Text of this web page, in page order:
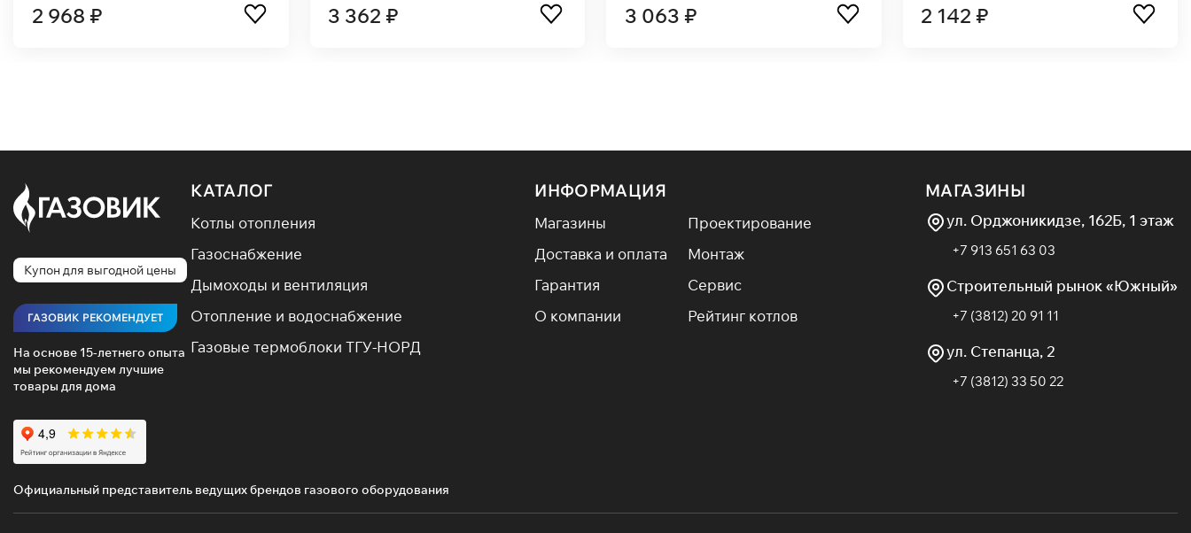
3 362 ₽ 3 063 ₽ 2 142 ₽ 3 355 ₽
Купон для выгодной цены
ГАЗОВИК РЕКОМЕНДУЕТ
На основе 15-летнего опыта
мы рекомендуем лучшие
товары для дома
КАТАЛОГ
Котлы отопления
Газоснабжение
Дымоходы и вентиляция
Отопление и водоснабжение
Газовые термоблоки ТГУ-НОРД
ИНФОРМАЦИЯ
Магазины
Проектирование
Доставка и оплата
Монтаж
Гарантия
Сервис
О компании
Рейтинг котлов
МАГАЗИНЫ
ул. Орджоникидзе, 162Б, 1 этаж
+7 913 651 63 03
Строительный рынок «Южный»
+7 (3812) 20 91 11
ул. Степанца, 2
+7 (3812) 33 50 22
Официальный представитель ведущих брендов газового оборудования